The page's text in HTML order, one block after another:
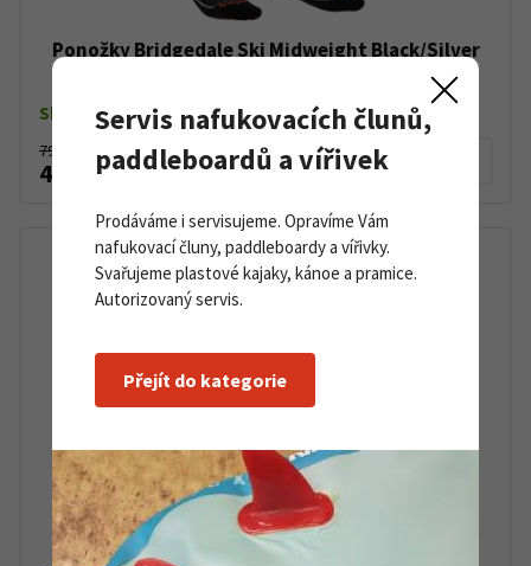
Ponožky Bridgedale Ski Midweight Black/Silver
Skladem dle varianty
799 Kč
499 Kč Detail produktu
Splitboardové pásy G3 Splitboard+ Grip
Servis nafukovacích člunů,
paddleboardů a vířivek
Prodáváme i servisujeme. Opravíme Vám
nafukovací čluny, paddleboardy a vířivky.
Svařujeme plastové kajaky, kánoe a pramice.
Autorizovaný servis.
Přejít do kategorie